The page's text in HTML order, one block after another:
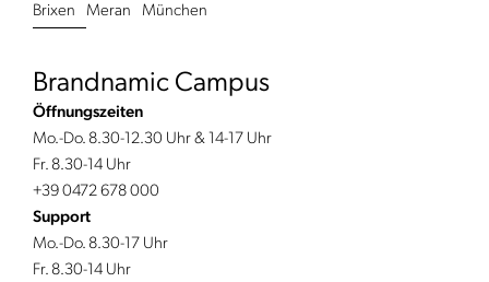
Brixen Meran München
Brandnamic Campus
Öffnungszeiten
Mo.-Do. 8.30-12.30 Uhr & 14-17 Uhr
Fr. 8.30-14 Uhr
+39 0472 678 000
Support
Mo.-Do. 8.30-17 Uhr
Fr. 8.30-14 Uhr